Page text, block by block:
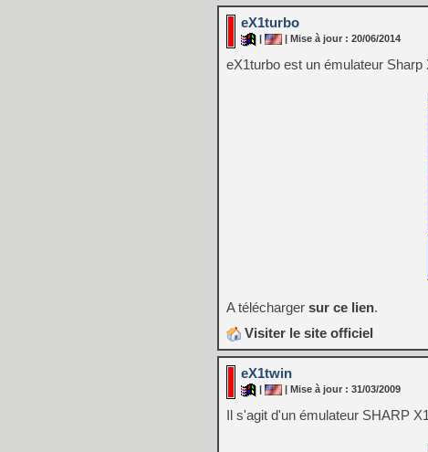
eX1turbo
| | Mise à jour : 20/06/2014
eX1turbo est un émulateur
A télécharger sur ce lien.
Visiter le site officiel
eX1twin
| | Mise à jour : 31/03/2009
Il s'agit d'un émulateur SHARP